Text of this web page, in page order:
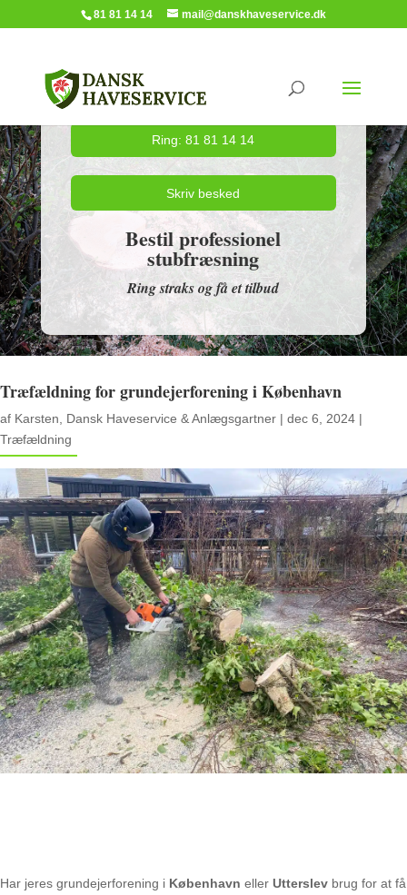
81 81 14 14 mail@danskhaveservice.dk
Ring: 81 81 14 14
Skriv besked
Bestil professionel
stubfræsning
Ring straks og få et tilbud
Træfældning for grundejerforening i København
af Karsten, Dansk Haveservice & Anlægsgartner | dec 6, 2024 |
Træfældning
Har jeres grundejerforening i København eller Utterslev brug for at få